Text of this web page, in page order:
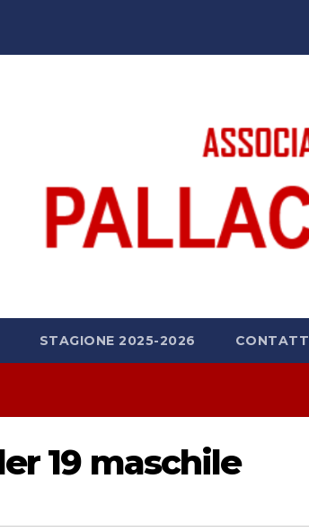
STAGIONE 2025-2026
19 maschile